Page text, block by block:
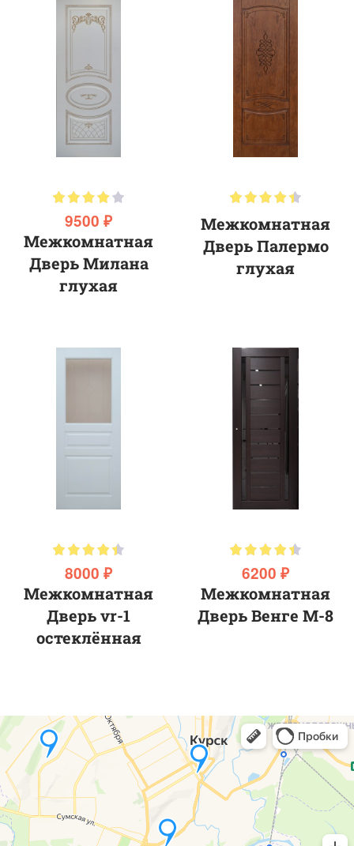
9500 ₽
Межкомнатная
Дверь Милана
глухая
Межкомнатная
Дверь Палермо
глухая
8000 ₽
Межкомнатная
Дверь vr-1
остеклённая
6200 ₽
Межкомнатная
Дверь Венге М-8